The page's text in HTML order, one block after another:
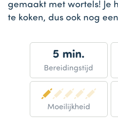
gemaakt met wortels! Je
te koken, dus ook nog
5 min.
Bereidingstijd
Moeilijkheid